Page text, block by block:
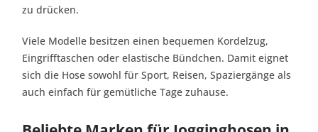
zu drücken.
Viele Modelle besitzen einen bequemen Kordelzug,
Eingrifftaschen oder elastische Bündchen. Damit eignet
sich die Hose sowohl für Sport, Reisen, Spaziergänge als
auch einfach für gemütliche Tage zuhause.